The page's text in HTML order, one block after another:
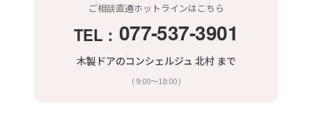
ご相談直通ホットラインはこちら
TEL： 077-537-3901
木製ドアのコンシェルジュ 北村 まで
( 9:00〜18:00 )